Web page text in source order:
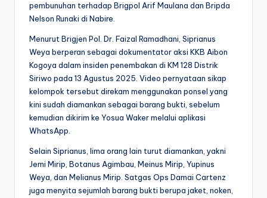
pembunuhan terhadap Brigpol Arif Maulana dan Bripda
Nelson Runaki di Nabire.
Menurut Brigjen Pol. Dr. Faizal Ramadhani, Siprianus
Weya berperan sebagai dokumentator aksi KKB Aibon
Kogoya dalam insiden penembakan di KM 128 Distrik
Siriwo pada 13 Agustus 2025. Video pernyataan sikap
kelompok tersebut direkam menggunakan ponsel yang
kini sudah diamankan sebagai barang bukti, sebelum
kemudian dikirim ke Yosua Waker melalui aplikasi
WhatsApp.
Selain Siprianus, lima orang lain turut diamankan, yakni
Jemi Mirip, Botanus Agimbau, Meinus Mirip, Yupinus
Weya, dan Melianus Mirip. Satgas Ops Damai Cartenz
juga menyita sejumlah barang bukti berupa jaket, noken,